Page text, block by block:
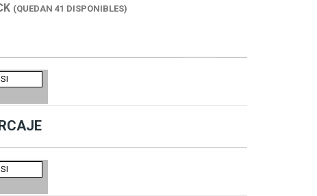
(QUEDAN 41 DISPONIBLES)
SI
SI